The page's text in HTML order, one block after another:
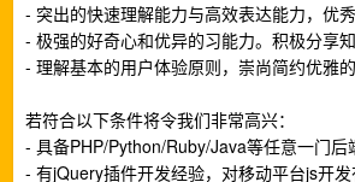
- 突出的快速理解能力与高效表达能力，优
- 极强的好奇心和优异的习能力。积极分享
- 理解基本的用户体验原则，崇尚简约优雅的
若符合以下条件将令我们非常高兴：
- 具备PHP/Python/Ruby/Java等任意一门后
- 有jQuery插件开发经验，对移动平台js开发